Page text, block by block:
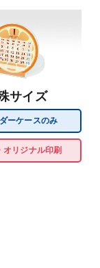
サイズ
ーケースのみ
オリジナル印刷